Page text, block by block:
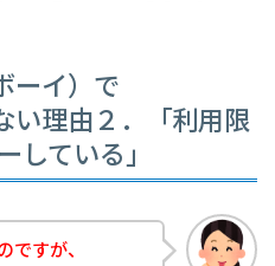
ーイ）で
理由２．「利用限
している」
すが、